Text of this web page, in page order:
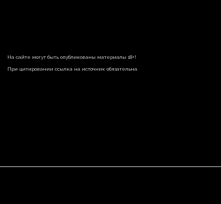
На сайте могут быть опубликованы материалы 18+!
При цитировании ссылка на источник обязательна.